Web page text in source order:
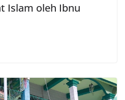
Islam oleh Ibnu